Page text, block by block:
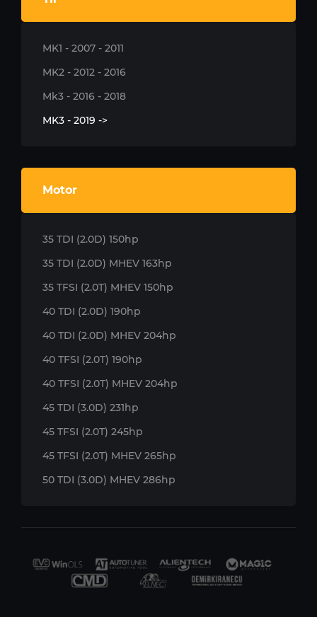
MK1 - 2007 - 2011
MK2 - 2012 - 2016
Mk3 - 2016 - 2018
MK3 - 2019 ->
Motor
35 TDI (2.0D) 150hp
35 TDI (2.0D) MHEV 163hp
35 TFSI (2.0T) MHEV 150hp
40 TDI (2.0D) 190hp
40 TDI (2.0D) MHEV 204hp
40 TFSI (2.0T) 190hp
40 TFSI (2.0T) MHEV 204hp
45 TDI (3.0D) 231hp
45 TFSI (2.0T) 245hp
45 TFSI (2.0T) MHEV 265hp
50 TDI (3.0D) MHEV 286hp